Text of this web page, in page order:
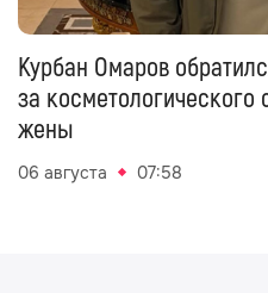
Курбан Омаров
за косметологического
жены
06 августа 07:58